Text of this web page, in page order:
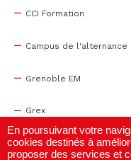
CCI Formation
Campus de l'alternance :
Grenoble EM
Grex
WTC Grenoble
En poursuivant votre
cookies destinés à
proposer des services et